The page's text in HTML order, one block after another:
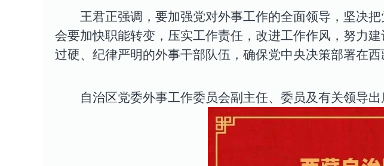
王君正强调，要加强党对外事工作的全面领导，坚决
会要加快职能转变，压实工作责任，改进工作作风，努力
过硬、纪律严明的外事干部队伍，确保党中央决策部署在
自治区党委外事工作委员会副主任、委员及有关领导出